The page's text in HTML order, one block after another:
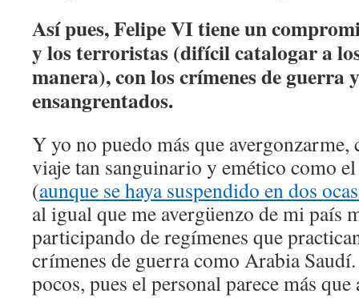
Así pues, Felipe VI tiene un
y los terroristas (difícil catalogar a
manera), con los crímenes de guerra
ensangrentados.
Y yo no puedo más que
viaje tan sanguinario y emético como
(aunque se haya suspendido en dos
al igual que me avergüenzo de mi país
participando de regímenes que
crímenes de guerra como Arabia
pocos, pues el personal parece más